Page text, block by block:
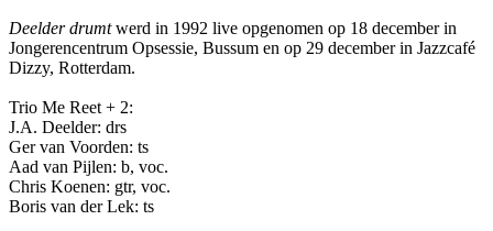
Deelder drumtwerd in 1992 live opgenomen op 18 december in
Jongerencentrum Opsessie, Bussum en op 29 december in Jazzcafé
Dizzy, Rotterdam.
Trio Me Reet + 2:
J.A. Deelder: drs
Ger van Voorden: ts
Aad van Pijlen: b, voc.
Chris Koenen: gtr, voc.
Boris van der Lek: ts